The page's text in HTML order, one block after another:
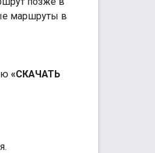
маршруты в
«СКАЧАТЬ